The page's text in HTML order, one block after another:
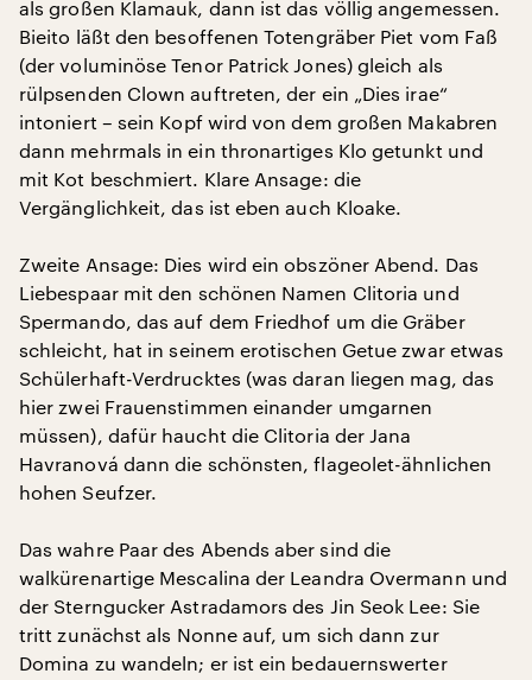
als großen Klamauk, dann ist das völlig angemessen.
Bieito läßt den besoffenen Totengräber Piet vom Faß
(der voluminöse Tenor Patrick Jones) gleich als
rülpsenden Clown auftreten, der ein „Dies irae“
intoniert – sein Kopf wird von dem großen Makabren
dann mehrmals in ein thronartiges Klo getunkt und
mit Kot beschmiert. Klare Ansage: die
Vergänglichkeit, das ist eben auch Kloake.
Zweite Ansage: Dies wird ein obszöner Abend. Das
Liebespaar mit den schönen Namen Clitoria und
Spermando, das auf dem Friedhof um die Gräber
schleicht, hat in seinem erotischen Getue zwar etwas
Schülerhaft-Verdrucktes (was daran liegen mag, das
hier zwei Frauenstimmen einander umgarnen
müssen), dafür haucht die Clitoria der Jana
Havranová dann die schönsten, flageolet-ähnlichen
hohen Seufzer.
Das wahre Paar des Abends aber sind die
walkürenartige Mescalina der Leandra Overmann und
der Sterngucker Astradamors des Jin Seok Lee: Sie
tritt zunächst als Nonne auf, um sich dann zur
Domina zu wandeln; er ist ein bedauernswerter